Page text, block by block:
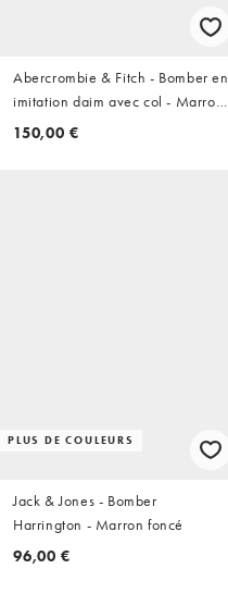
Abercrombie & Fitch - Bomber en
imitation daim avec col - Marron
clair
150,00 €
PLUS DE COULEURS
Jack & Jones - Bomber
Harrington - Marron foncé
96,00 €